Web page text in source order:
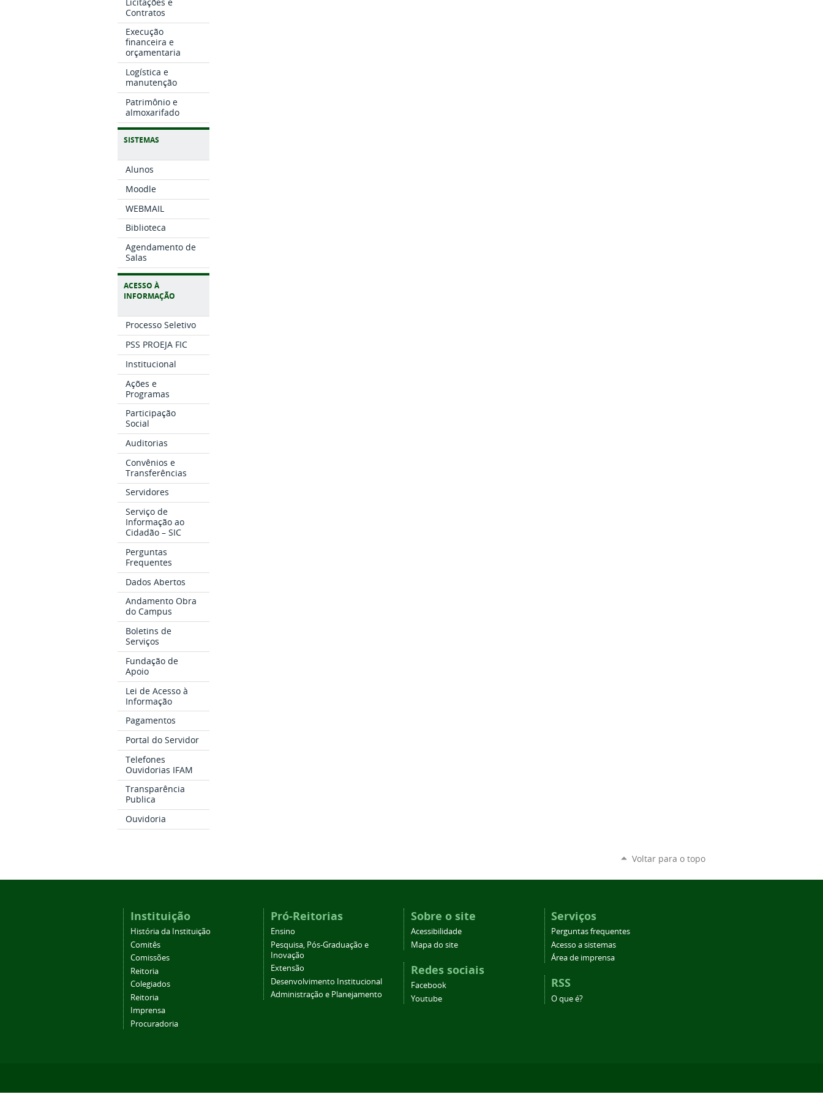
Contratos
Execução
financeira e
orçamentaria
Logística e
manutenção
Patrimônio e
almoxarifado
SISTEMAS
Alunos
Moodle
WEBMAIL
Biblioteca
Agendamento de
Salas
ACESSO À
INFORMAÇÃO
Processo Seletivo
PSS PROEJA FIC
Institucional
Ações e
Programas
Participação
Social
Auditorias
Convênios e
Transferências
Servidores
Serviço de
Informação ao
Cidadão – SIC
Perguntas
Frequentes
Dados Abertos
Andamento Obra
do Campus
Boletins de
Serviços
Fundação de
Apoio
Lei de Acesso à
Informação
Pagamentos
Portal do Servidor
Telefones
Ouvidorias IFAM
Transparência
Publica
Ouvidoria
Voltar para o topo
Instituição
História da Instituição
Comitês
Comissões
Reitoria
Colegiados
Reitoria
Imprensa
Procuradoria
Pró-Reitorias
Ensino
Pesquisa, Pós-Graduação e
Inovação
Extensão
Desenvolvimento Institucional
Administração e Planejamento
Sobre o site
Acessibilidade
Mapa do site
Redes sociais
Facebook
Youtube
Serviços
Perguntas frequentes
Acesso a sistemas
Área de imprensa
RSS
O que é?